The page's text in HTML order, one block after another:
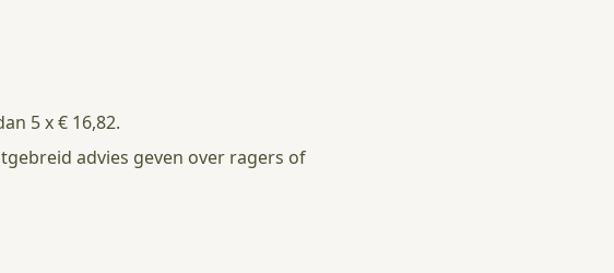
5 x € 16,82.
advies geven over ragers of